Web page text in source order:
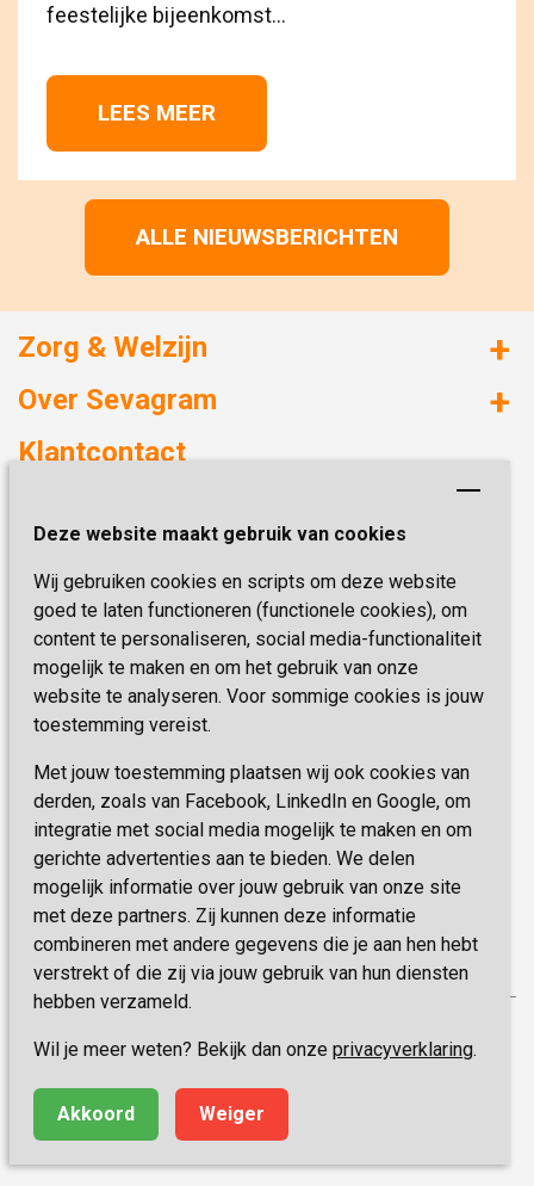
Deze website maakt gebruik van cookies
Wij gebruiken cookies en scripts om deze website
goed te laten functioneren (functionele cookies), om
content te personaliseren, social media-functionaliteit
mogelijk te maken en om het gebruik van onze
website te analyseren. Voor sommige cookies is jouw
toestemming vereist.
Met jouw toestemming plaatsen wij ook cookies van
derden, zoals van Facebook, LinkedIn en Google, om
integratie met social media mogelijk te maken en om
gerichte advertenties aan te bieden. We delen
mogelijk informatie over jouw gebruik van onze site
met deze partners. Zij kunnen deze informatie
combineren met andere gegevens die je aan hen hebt
verstrekt of die zij via jouw gebruik van hun diensten
hebben verzameld.
Wil je meer weten? Bekijk dan onze privacyverklaring.
Akkoord Weiger
feestelijke bijeenkomst...
LEES MEER
ALLE NIEUWSBERICHTEN
Zorg & Welzijn
Huizen met zorg
Onze specialiteiten
Over Sevagram
Duurzaamheid
Kwaliteit & Klantbeleving
Missie & Visie
Vastgoed
Innovatie
Klantcontact
6419 PB Heerlen
Telefoon:0900 777 4 777
E-mail:zorgbemiddeling@sevagram.nl
Schrijf je nu in!
Blijf op de hoogte van de laatste activiteiten en
nieuwtjes met onze nieuwsbrief
INSCHRIJVEN
Disclaimer
Algemene voorwaarden
Made by ivengi